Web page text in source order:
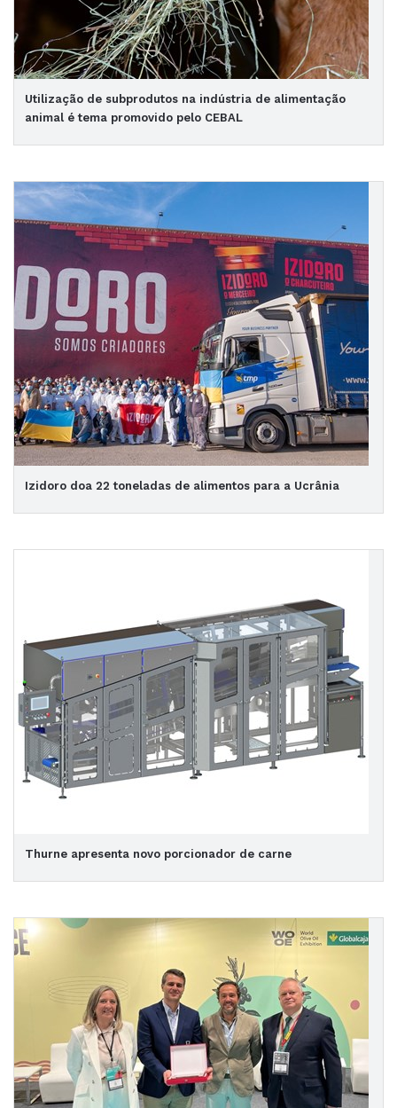
Utilização de subprodutos na indústria de alimentação
animal é tema promovido pelo CEBAL
Izidoro doa 22 toneladas de alimentos para a Ucrânia
Thurne apresenta novo porcionador de carne